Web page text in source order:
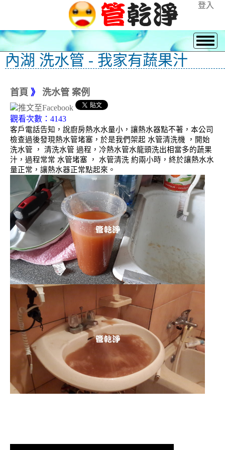
登入
內湖 洗水管 - 我家有蔬果汁
首頁 》 洗水管 案例
觀看次數：4143
客戶電話告知，說廚房熱水水量小，讓熱水器點不著，本公司
檢查過後發現熱水管堵塞，於是我們架起 水管清洗機 ，開始
洗水管 ， 清洗水管 過程，冷熱水管水龍頭洗出相當多的蔬果
汁，過程常常 水管堵塞 ， 水管清洗 約兩小時，終於讓熱水水
量正常，讓熱水器正常點起來。